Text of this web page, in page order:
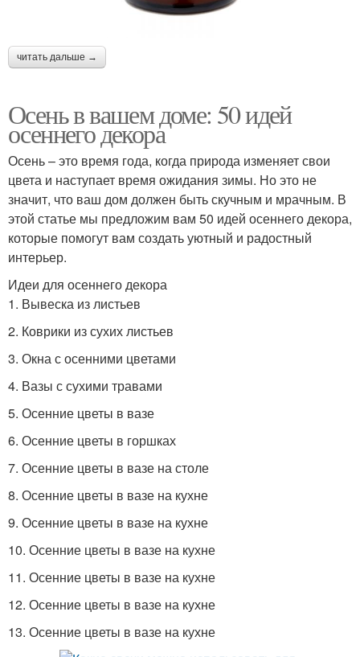
читать дальше →
Осень в вашем доме: 50 идей
осеннего декора
Осень – это время года, когда природа изменяет свои
цвета и наступает время ожидания зимы. Но это не
значит, что ваш дом должен быть скучным и мрачным. В
этой статье мы предложим вам 50 идей осеннего декора,
которые помогут вам создать уютный и радостный
интерьер.
Идеи для осеннего декора
1. Вывеска из листьев
2. Коврики из сухих листьев
3. Окна с осенними цветами
4. Вазы с сухими травами
5. Осенние цветы в вазе
6. Осенние цветы в горшках
7. Осенние цветы в вазе на столе
8. Осенние цветы в вазе на кухне
9. Осенние цветы в вазе на кухне
10. Осенние цветы в вазе на кухне
11. Осенние цветы в вазе на кухне
12. Осенние цветы в вазе на кухне
13. Осенние цветы в вазе на кухне